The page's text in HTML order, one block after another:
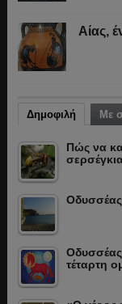
Αίας,
Δημοφιλή Με
Πώς να
Οδυσσέας
τέταρτη